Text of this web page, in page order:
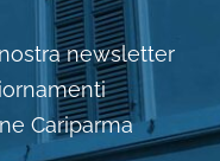
newsletter
Cariparma